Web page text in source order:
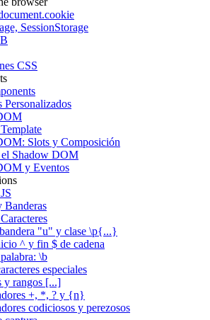
SessionStorage
CSS
Personalizados
Slots y Composición
el Shadow DOM
y Eventos
Banderas
"u" y clase \p{...}
^ y fin $ de cadena
\b
especiales
y rangos [...]
+, *, ? y {n}
codiciosos y perezosos